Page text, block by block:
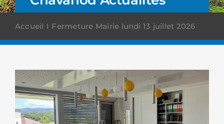
Accueil Fermeture Mairie lundi 13 juillet 2026